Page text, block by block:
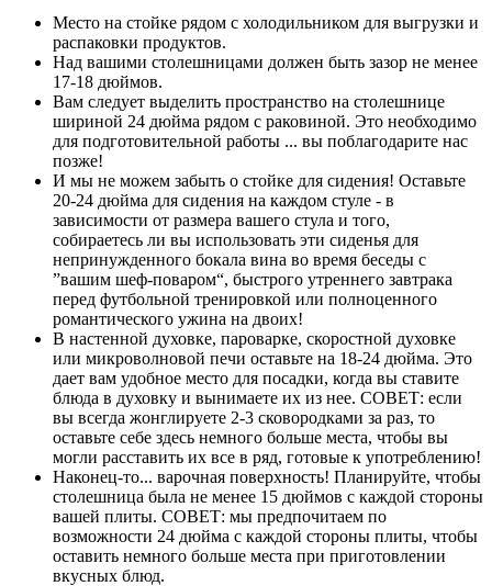
Место на стойке рядом с холодильником для выгрузки и
распаковки продуктов.
Над вашими столешницами должен быть зазор не менее
17-18 дюймов.
Вам следует выделить пространство на столешнице
шириной 24 дюйма рядом с раковиной. Это необходимо
для подготовительной работы ... вы поблагодарите нас
позже!
И мы не можем забыть о стойке для сидения! Оставьте
20-24 дюйма для сидения на каждом стуле - в
зависимости от размера вашего стула и того,
собираетесь ли вы использовать эти сиденья для
непринужденного бокала вина во время беседы с
”вашим шеф-поваром“, быстрого утреннего завтрака
перед футбольной тренировкой или полноценного
романтического ужина на двоих!
В настенной духовке, пароварке, скоростной духовке
или микроволновой печи оставьте на 18-24 дюйма. Это
дает вам удобное место для посадки, когда вы ставите
блюда в духовку и вынимаете их из нее. СОВЕТ: если
вы всегда жонглируете 2-3 сковородками за раз, то
оставьте себе здесь немного больше места, чтобы вы
могли расставить их все в ряд, готовые к употреблению!
Наконец-то... варочная поверхность! Планируйте, чтобы
столешница была не менее 15 дюймов с каждой стороны
вашей плиты. СОВЕТ: мы предпочитаем по
возможности 24 дюйма с каждой стороны плиты, чтобы
оставить немного больше места при приготовлении
вкусных блюд.